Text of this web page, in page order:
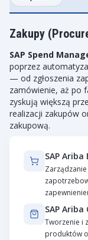
Zakupy
SAP Spend
poprzez
— od zgłoszenia
zamówienie, aż po
zyskują większą
realizacji zakupów
zakupową.
SAP
SAP
Tworzenie i
produktów